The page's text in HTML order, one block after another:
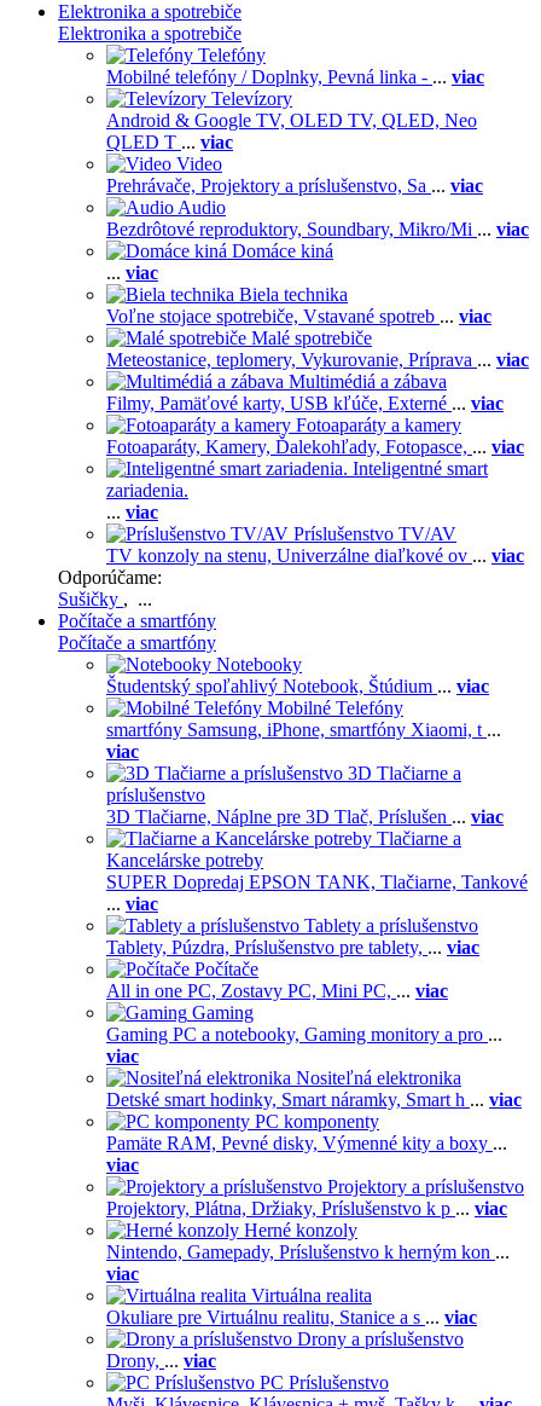
Elektronika a spotrebiče
Elektronika a spotrebiče
Telefóny
Mobilné telefóny / Doplnky, Pevná linka - ... viac
Televízory
Android & Google TV, OLED TV, QLED, Neo
QLED T ... viac
Video
Prehrávače, Projektory a príslušenstvo, Sa ... viac
Audio
Bezdrôtové reproduktory, Soundbary, Mikro/Mi ... viac
Domáce kiná
... viac
Biela technika
Voľne stojace spotrebiče, Vstavané spotreb ... viac
Malé spotrebiče
Meteostanice, teplomery, Vykurovanie, Príprava ... viac
Multimédiá a zábava
Filmy, Pamäťové karty, USB kľúče, Externé ... viac
Fotoaparáty a kamery
Fotoaparáty, Kamery, Ďalekohľady, Fotopasce, ... viac
Inteligentné smart
zariadenia.
... viac
Príslušenstvo TV/AV
TV konzoly na stenu, Univerzálne diaľkové ov ... viac
Odporúčame:
Sušičky , ...
Počítače a smartfóny
Počítače a smartfóny
Notebooky
Študentský spoľahlivý Notebook, Štúdium ... viac
Mobilné Telefóny
smartfóny Samsung, iPhone, smartfóny Xiaomi, t ...
viac
3D Tlačiarne a
príslušenstvo
3D Tlačiarne, Náplne pre 3D Tlač, Príslušen ... viac
Tlačiarne a
Kancelárske potreby
SUPER Dopredaj EPSON TANK, Tlačiarne, Tankové
... viac
Tablety a príslušenstvo
Tablety, Púzdra, Príslušenstvo pre tablety, ... viac
Počítače
All in one PC, Zostavy PC, Mini PC, ... viac
Gaming
Gaming PC a notebooky, Gaming monitory a pro ...
viac
Nositeľná elektronika
Detské smart hodinky, Smart náramky, Smart h ... viac
PC komponenty
Pamäte RAM, Pevné disky, Výmenné kity a boxy ...
viac
Projektory a príslušenstvo
Projektory, Plátna, Držiaky, Príslušenstvo k p ... viac
Herné konzoly
Nintendo, Gamepady, Príslušenstvo k herným kon ...
viac
Virtuálna realita
Okuliare pre Virtuálnu realitu, Stanice a s ... viac
Drony a príslušenstvo
Drony, ... viac
PC Príslušenstvo